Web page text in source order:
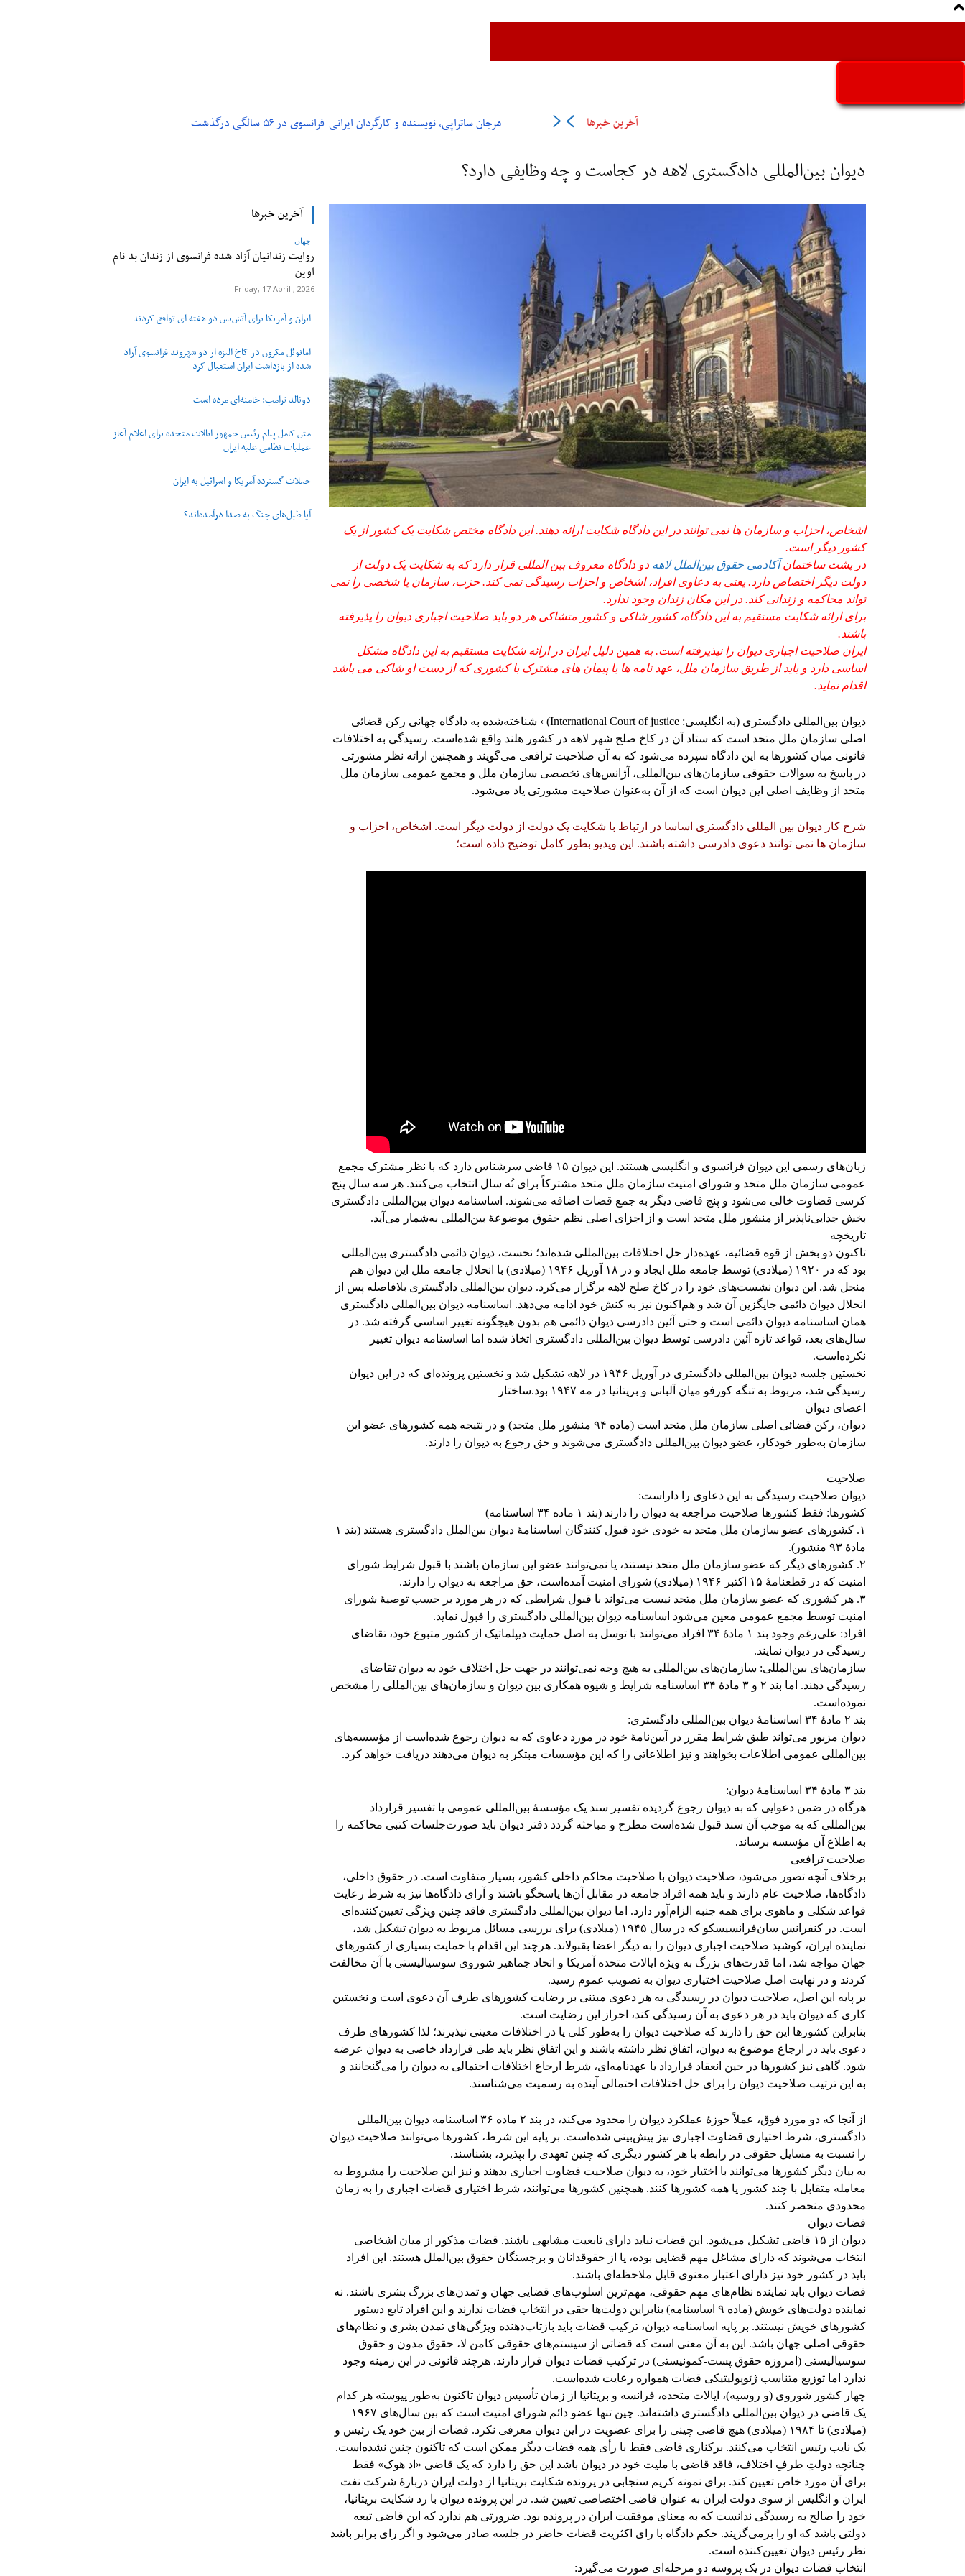
آخرین خبرها مرجان ساتراپی، نویسنده و کارگردان ایرانی-فرانسوی در ۵۶ سالگی درگذشت
دیوان بین‌المللی دادگستری لاهه در کجاست و چه وظایفی دارد؟
اشخاص، احزاب و سازمان ها نمی توانند در این دادگاه شکایت ارائه دهند. این دادگاه مختص شکایت یک کشور از یک
کشور دیگر است.
در پشت ساختمانآکادمی حقوق بین‌الملل لاهه دو دادگاه معروف بین المللی قرار دارد که به شکایت یک دولت از
دولت دیگر اختصاص دارد. یعنی به دعاوی افراد، اشخاص و احزاب رسیدگی نمی کند. حزب، سازمان یا شخصی را نمی
تواند محاکمه و زندانی کند. در این مکان زندان وجود ندارد.
برای ارائه شکایت مستقیم به این دادگاه، کشور شاکی و کشور متشاکی هر دو باید صلاحیت اجباری دیوان را پذیرفته
باشند.
ایران صلاحیت اجباری دیوان را نپذیرفته‌ است. به همین دلیل ایران در ارائه شکایت مستقیم به این دادگاه مشکل
اساسی دارد و باید از طریق سازمان ملل، عهد نامه ها یا پیمان های مشترک با کشوری که از دست او شاکی می باشد
اقدام نماید.
دیوان بین‌المللی دادگستری (به انگلیسی: International Court of justice) › شناخته‌شده به دادگاه جهانی رکن قضائی
اصلی سازمان ملل متحد است که ستاد آن در کاخ صلح شهر لاهه در کشور هلند واقع شده‌است. رسیدگی به اختلافات
قانونی میان کشورها به این دادگاه سپرده می‌شود که به آن صلاحیت ترافعی می‌گویند و همچنین ارائه نظر مشورتی
در پاسخ به سوالات حقوقی سازمان‌های بین‌المللی، آژانس‌های تخصصی سازمان ملل و مجمع عمومی سازمان ملل
متحد از وظایف اصلی این دیوان است که از آن به‌عنوان صلاحیت مشورتی یاد می‌شود.
شرح کار دیوان بین المللی دادگستری اساسا در ارتباط با شکایت یک دولت از دولت دیگر است. اشخاص، احزاب و
سازمان ها نمی توانند دعوی دادرسی داشته باشند. این ویدیو بطور کامل توضیح داده است؛
زبان‌های رسمی این دیوان فرانسوی و انگلیسی هستند. این دیوان ۱۵ قاضی سرشناس دارد که با نظر مشترک مجمع
عمومی سازمان ملل متحد و شورای امنیت سازمان ملل متحد مشترکاً برای نُه سال انتخاب می‌کنند. هر سه سال پنج
کرسی قضاوت خالی می‌شود و پنج قاضی دیگر به جمع قضات اضافه می‌شوند. اساسنامه دیوان بین‌المللی دادگستری
بخش جدایی‌ناپذیر از منشور ملل متحد است و از اجزای اصلی نظم حقوق موضوعهٔ بین‌المللی به‌شمار می‌آید.
تاریخچه
تاکنون دو بخش از قوه قضائیه، عهده‌دار حل اختلافات بین‌المللی شده‌اند؛ نخست، دیوان دائمی دادگستری بین‌المللی
بود که در ۱۹۲۰ (میلادی) توسط جامعه ملل ایجاد و در ۱۸ آوریل ۱۹۴۶ (میلادی) با انحلال جامعه ملل این دیوان هم
منحل شد. این دیوان نشست‌های خود را در کاخ صلح لاهه برگزار می‌کرد. دیوان بین‌المللی دادگستری بلافاصله پس از
انحلال دیوان دائمی جایگزین آن شد و هم‌اکنون نیز به کنش خود ادامه می‌دهد. اساسنامه دیوان بین‌المللی دادگستری
همان اساسنامه دیوان دائمی است و حتی آئین دادرسی دیوان دائمی هم بدون هیچگونه تغییر اساسی گرفته شد. در
سال‌های بعد، قواعد تازه آئین دادرسی توسط دیوان بین‌المللی دادگستری اتخاذ شده اما اساسنامه دیوان تغییر
نکرده‌است.
نخستین جلسه دیوان بین‌المللی دادگستری در آوریل ۱۹۴۶ در لاهه تشکیل شد و نخستین پرونده‌ای که در این دیوان
رسیدگی شد، مربوط به تنگه کورفو میان آلبانی و بریتانیا در مه ۱۹۴۷ بود.ساختار
اعضای دیوان
دیوان، رکن قضائی اصلی سازمان ملل متحد است (ماده ۹۴ منشور ملل متحد) و در نتیجه همه کشورهای عضو این
سازمان به‌طور خودکار، عضو دیوان بین‌المللی دادگستری می‌شوند و حق رجوع به دیوان را دارند.
صلاحیت
دیوان صلاحیت رسیدگی به این دعاوی را داراست:
کشورها: فقط کشورها صلاحیت مراجعه به دیوان را دارند (بند ۱ ماده ۳۴ اساسنامه)
۱. کشورهای عضو سازمان ملل متحد به خودی خود قبول کنندگان اساسنامهٔ دیوان بین‌الملل دادگستری هستند (بند ۱
مادهٔ ۹۳ منشور).
۲. کشورهای دیگر که عضو سازمان ملل متحد نیستند، یا نمی‌توانند عضو این سازمان باشند با قبول شرایط شورای
امنیت که در قطعنامهٔ ۱۵ اکتبر ۱۹۴۶ (میلادی) شورای امنیت آمده‌است، حق مراجعه به دیوان را دارند.
۳. هر کشوری که عضو سازمان ملل متحد نیست می‌تواند با قبول شرایطی که در هر مورد بر حسب توصیهٔ شورای
امنیت توسط مجمع عمومی معین می‌شود اساسنامه دیوان بین‌المللی دادگستری را قبول نماید.
افراد: علی‌رغم وجود بند ۱ مادهٔ ۳۴ افراد می‌توانند با توسل به اصل حمایت دیپلماتیک از کشور متبوع خود، تقاضای
رسیدگی در دیوان نمایند.
سازمان‌های بین‌المللی: سازمان‌های بین‌المللی به هیچ وجه نمی‌توانند در جهت حل اختلاف خود به دیوان تقاضای
رسیدگی دهند. اما بند ۲ و ۳ مادهٔ ۳۴ اساسنامه شرایط و شیوه همکاری بین دیوان و سازمان‌های بین‌المللی را مشخص
نموده‌است.
بند ۲ مادهٔ ۳۴ اساسنامهٔ دیوان بین‌المللی دادگستری:
دیوان مزبور می‌تواند طبق شرایط مقرر در آیین‌نامهٔ خود در مورد دعاوی که به دیوان رجوع شده‌است از مؤسسه‌های
بین‌المللی عمومی اطلاعات بخواهند و نیز اطلاعاتی را که این مؤسسات مبتکر به دیوان می‌دهند دریافت خواهد کرد.
بند ۳ مادهٔ ۳۴ اساسنامهٔ دیوان:
هرگاه در ضمن دعوایی که به دیوان رجوع گردیده تفسیر سند یک مؤسسهٔ بین‌المللی عمومی یا تفسیر قرارداد
بین‌المللی که به موجب آن سند قبول شده‌است مطرح و مباحثه گردد دفتر دیوان باید صورت‌جلسات کتبی محاکمه را
به اطلاع آن مؤسسه برساند.
صلاحیت ترافعی
برخلاف آنچه تصور می‌شود، صلاحیت دیوان با صلاحیت محاکم داخلی کشور، بسیار متفاوت است. در حقوق داخلی،
دادگاه‌ها، صلاحیت عام دارند و باید همه افراد جامعه در مقابل آن‌ها پاسخگو باشند و آرای دادگاه‌ها نیز به شرط رعایت
قواعد شکلی و ماهوی برای همه جنبه الزام‌آور دارد. اما دیوان بین‌المللی دادگستری فاقد چنین ویژگی تعیین‌کننده‌ای
است. در کنفرانس سان‌فرانسیسکو که در سال ۱۹۴۵ (میلادی) برای بررسی مسائل مربوط به دیوان تشکیل شد،
نماینده ایران، کوشید صلاحیت اجباری دیوان را به دیگر اعضا بقبولاند. هرچند این اقدام با حمایت بسیاری از کشورهای
جهان مواجه شد، اما قدرت‌های بزرگ به ویژه ایالات متحده آمریکا و اتحاد جماهیر شوروی سوسیالیستی با آن مخالفت
کردند و در نهایت اصل صلاحیت اختیاری دیوان به تصویب عموم رسید.
بر پایه این اصل، صلاحیت دیوان در رسیدگی به هر دعوی مبتنی بر رضایت کشورهای طرف آن دعوی است و نخستین
کاری که دیوان باید در هر دعوی به آن رسیدگی کند، احراز این رضایت است.
بنابراین کشورها این حق را دارند که صلاحیت دیوان را به‌طور کلی یا در اختلافات معینی نپذیرند؛ لذا کشورهای طرف
دعوی باید در ارجاع موضوع به دیوان، اتفاق نظر داشته باشند و این اتفاق نظر باید طی قرارداد خاصی به دیوان عرضه
شود. گاهی نیز کشورها در حین انعقاد قرارداد یا عهدنامه‌ای، شرط ارجاع اختلافات احتمالی به دیوان را می‌گنجانند و
به این ترتیب صلاحیت دیوان را برای حل اختلافات احتمالی آینده به رسمیت می‌شناسند.
از آنجا که دو مورد فوق، عملاً حوزهٔ عملکرد دیوان را محدود می‌کند، در بند ۲ ماده ۳۶ اساسنامه دیوان بین‌المللی
دادگستری، شرط اختیاری قضاوت اجباری نیز پیش‌بینی شده‌است. بر پایه این شرط، کشورها می‌توانند صلاحیت دیوان
را نسبت به مسایل حقوقی در رابطه با هر کشور دیگری که چنین تعهدی را بپذیرد، بشناسند.
به بیان دیگر کشورها می‌توانند با اختیار خود، به دیوان صلاحیت قضاوت اجباری بدهند و نیز این صلاحیت را مشروط به
معامله متقابل با چند کشور یا همه کشورها کنند. همچنین کشورها می‌توانند، شرط اختیاری قضات اجباری را به زمان
محدودی منحصر کنند.
قضات دیوان
دیوان از ۱۵ قاضی تشکیل می‌شود. این قضات نباید دارای تابعیت مشابهی باشند. قضات مذکور از میان اشخاصی
انتخاب می‌شوند که دارای مشاغل مهم قضایی بوده، یا از حقوقدانان و برجستگان حقوق بین‌الملل هستند. این افراد
باید در کشور خود نیز دارای اعتبار معنوی قابل ملاحظه‌ای باشند.
قضات دیوان باید نماینده نظام‌های مهم حقوقی، مهم‌ترین اسلوب‌های قضایی جهان و تمدن‌های بزرگ بشری باشند. نه
نماینده دولت‌های خویش (ماده ۹ اساسنامه) بنابراین دولت‌ها حقی در انتخاب قضات ندارند و این افراد تابع دستور
کشورهای خویش نیستند. بر پایه اساسنامه دیوان، ترکیب قضات باید بازتاب‌دهنده ویژگی‌های تمدن بشری و نظام‌های
حقوقی اصلی جهان باشد. این به آن معنی است که قضاتی از سیستم‌های حقوقی کامن لا، حقوق مدون و حقوق
سوسیالیستی (امروزه حقوق پست-کمونیستی) در ترکیب قضات دیوان قرار دارند. هرچند قانونی در این زمینه وجود
ندارد اما توزیع متناسب ژئوپولیتیکی قضات همواره رعایت شده‌است.
چهار کشور شوروی (و روسیه)، ایالات متحده، فرانسه و بریتانیا از زمان تأسیس دیوان تاکنون به‌طور پیوسته هر کدام
یک قاضی در دیوان بین‌المللی دادگستری داشته‌اند. چین تنها عضو دائم شورای امنیت است که بین سال‌های ۱۹۶۷
(میلادی) تا ۱۹۸۴ (میلادی) هیچ قاضی چینی را برای عضویت در این دیوان معرفی نکرد. قضات از بین خود یک رئیس و
یک نایب رئیس انتخاب می‌کنند. برکناری قاضی فقط با رأی همه قضات دیگر ممکن است که تاکنون چنین نشده‌است.
چنانچه دولتِ طرفِ اختلاف، فاقد قاضی با ملیت خود در دیوان باشد این حق را دارد که یک قاضی «اد هوک» فقط
برای آن مورد خاص تعیین کند. برای نمونه کریم سنجابی در پرونده شکایت بریتانیا از دولت ایران دربارهٔ شرکت نفت
ایران و انگلیس از سوی دولت ایران به عنوان قاضی اختصاصی تعیین شد. در این پرونده دیوان با رد شکایت بریتانیا،
خود را صالح به رسیدگی ندانست که به معنای موفقیت ایران در پرونده بود. ضرورتی هم ندارد که این قاضی تبعه
دولتی باشد که او را برمی‌گزیند. حکم دادگاه با رای اکثریت قضات حاضر در جلسه صادر می‌شود و اگر رای برابر باشد
نظر رئیس دیوان تعیین‌کننده است.
انتخاب قضات دیوان در یک پروسه دو مرحله‌ای صورت می‌گیرد:
آخرین خبرها
جهان
روایت زندانیان آزاد شده فرانسوی از زندان ‌بد نام
اوین
Friday, 17 April , 2026
ایران و آمریکا برای آتش‌بس دو هفته‌ ای توافق کردند
امانوئل مکرون در کاخ الیزه از دو شهروند فرانسوی آزاد
شده از بازداشت ایران استقبال کرد
دونالد ترامپ: خامنه‌ای مرده است
متن کامل پیام رئیس جمهور ایالات متحده برای اعلام آغاز
عملیات نظامی علیه ایران
حملات گسترده آمریکا و اسرائیل به ایران
آیا طبل‌های جنگ به صدا درآمده‌اند؟